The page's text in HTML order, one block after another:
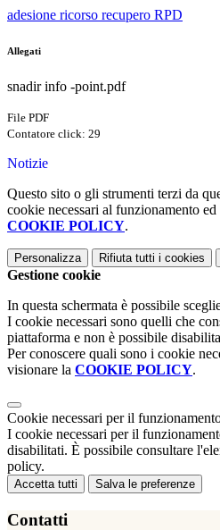
adesione ricorso recupero RPD
Allegati
snadir info -point.pdf
File PDF
Contatore click: 29
Notizie
Questo sito o gli strumenti terzi da
cookie necessari al funzionamento
COOKIE POLICY.
Personalizza Rifiuta tutti i cookies
Gestione cookie
In questa schermata è possibile
I cookie necessari sono quelli che
piattaforma e non è possibile
Per conoscere quali sono i cookie
visionare la COOKIE POLICY.
Cookie necessari per il
I cookie necessari per il
disabilitati. È possibile consultare
policy.
Accetta tutti Salva le preferenze
Contatti